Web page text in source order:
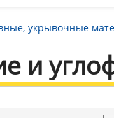
укрывочные
и